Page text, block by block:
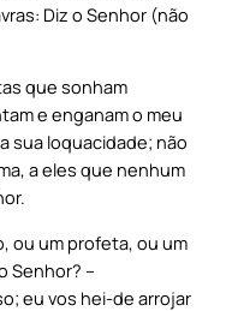
Diz o Senhor (não
que sonham
e enganam o meu
sua loquacidade; não
a eles que nenhum
ou um profeta, ou um
Senhor? –
eu vos hei-de arrojar